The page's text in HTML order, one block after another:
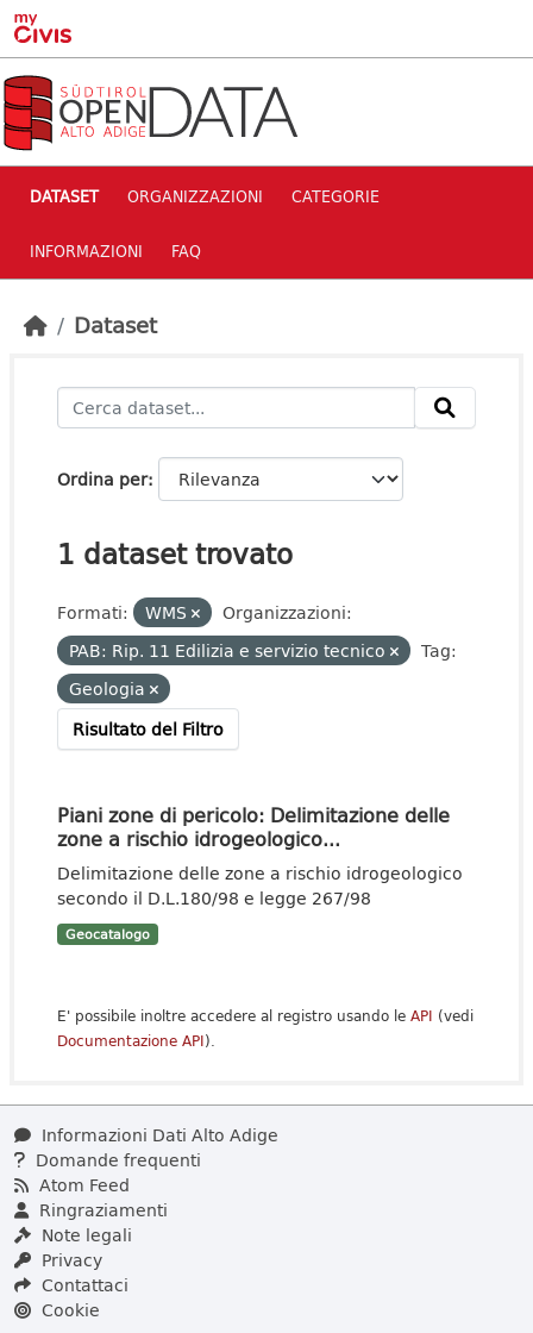
Skip to main content
DATASET ORGANIZZAZIONI CATEGORIE
INFORMAZIONI FAQ
Dataset
Ordina per
1 dataset trovato
Formati: WMS
Organizzazioni:
PAB: Rip. 11 Edilizia e servizio tecnico
Tag:
Geologia
Risultato del Filtro
Piani zone di pericolo: Delimitazione delle
zone a rischio idrogeologico...
Delimitazione delle zone a rischio idrogeologico
secondo il D.L.180/98 e legge 267/98
Geocatalogo
E' possibile inoltre accedere al registro usando le API (vedi
Documentazione API).
Informazioni Dati Alto Adige
Domande frequenti
Atom Feed
Ringraziamenti
Note legali
Privacy
Contattaci
Cookie